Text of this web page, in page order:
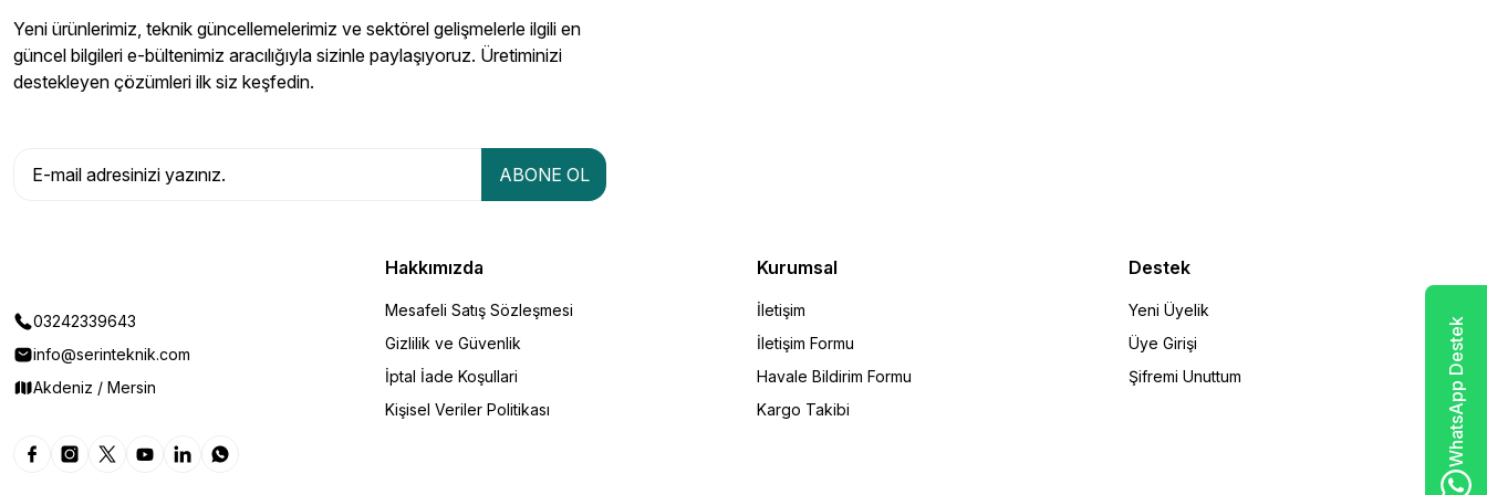
Yeni ürünlerimiz, teknik güncellemelerimiz ve sektörel gelişmelerle ilgili en
güncel bilgileri e-bültenimiz aracılığıyla sizinle paylaşıyoruz. Üretiminizi
destekleyen çözümleri ilk siz keşfedin.
ABONE OL
03242339643
info@serinteknik.com
Akdeniz / Mersin
Hakkımızda
Mesafeli Satış Sözleşmesi
Gizlilik ve Güvenlik
İptal İade Koşullari
Kişisel Veriler Politikası
Kurumsal
İletişim
İletişim Formu
Havale Bildirim Formu
Kargo Takibi
Destek
Yeni Üyelik
Üye Girişi
Şifremi Unuttum
WhatsApp Destek